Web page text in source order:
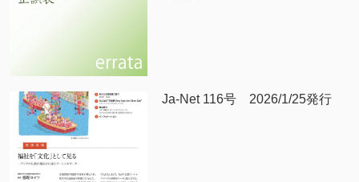
Ja-Net 116号 2026/1/25発行